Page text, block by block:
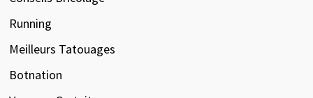
Running
Meilleurs Tatouages
Botnation